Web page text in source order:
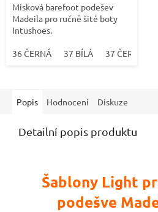
5
hvězdiček.
Misková barefoot podešev
Madeila pro ručně šité boty
Intushoes.
36 ČERNÁ 37 BÍLÁ 37 ČERNÁ
Popis Hodnocení Diskuze
Detailní popis produktu
Šablony Light
podešve